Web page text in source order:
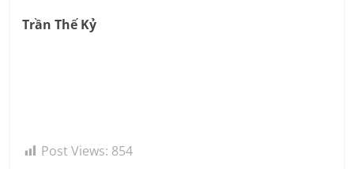
Trần Thế Kỷ
Post Views: 854